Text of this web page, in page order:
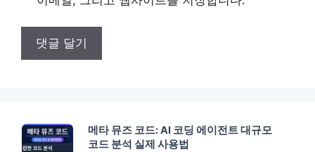
메타 뮤즈 코드: AI 코딩 에이전트 대규모
코드 분석 실제 사용법